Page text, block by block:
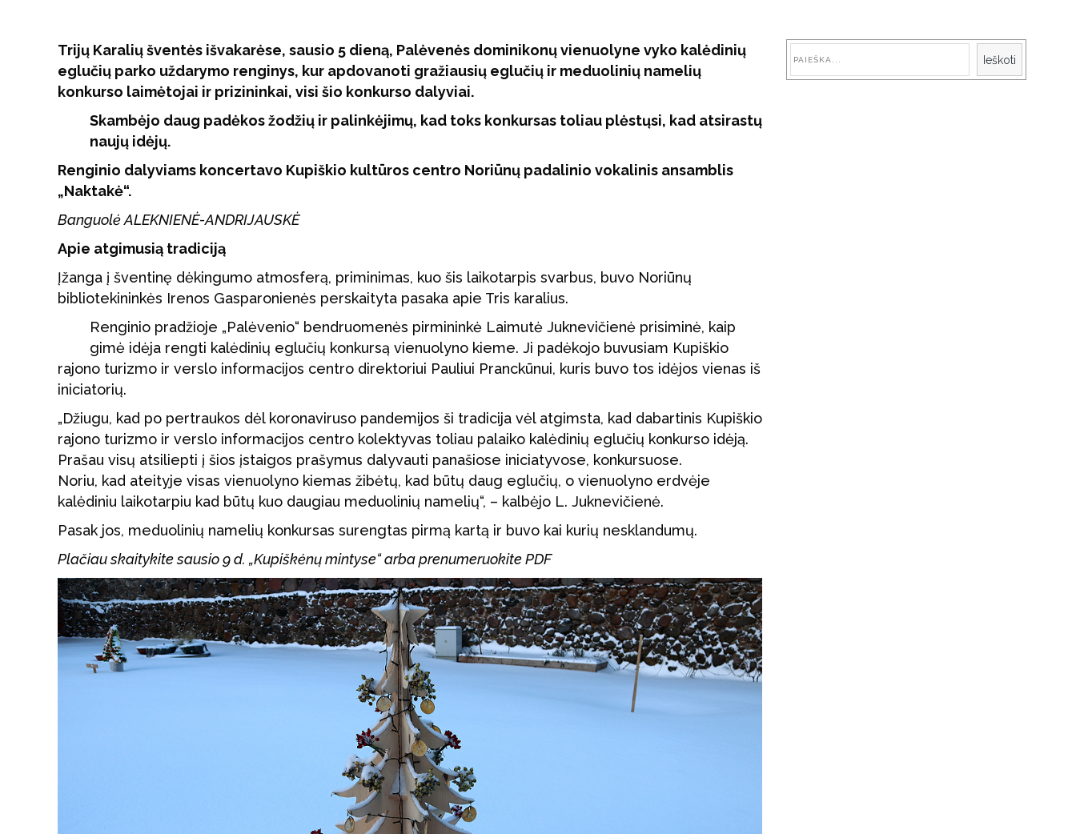
Trijų Karalių šventės išvakarėse, sausio 5 dieną, Palėvenės dominikonų vienuolyne vyko kalėdinių
eglučių parko uždarymo renginys, kur apdovanoti gražiausių eglučių ir meduolinių namelių
konkurso laimėtojai ir prizininkai, visi šio konkurso dalyviai.
Skambėjo daug padėkos žodžių ir palinkėjimų, kad toks konkursas toliau plėstųsi, kad atsirastų
naujų idėjų.
Renginio dalyviams koncertavo Kupiškio kultūros centro Noriūnų padalinio vokalinis ansamblis
„Naktakė“.
Banguolė ALEKNIENĖ-ANDRIJAUSKĖ
Apie atgimusią tradiciją
Įžanga į šventinę dėkingumo atmosferą, priminimas, kuo šis laikotarpis svarbus, buvo Noriūnų
bibliotekininkės Irenos Gasparonienės perskaityta pasaka apie Tris karalius.
Renginio pradžioje „Palėvenio“ bendruomenės pirmininkė Laimutė Juknevičienė prisiminė, kaip
gimė idėja rengti kalėdinių eglučių konkursą vienuolyno kieme. Ji padėkojo buvusiam Kupiškio
rajono turizmo ir verslo informacijos centro direktoriui Pauliui Pranckūnui, kuris buvo tos idėjos vienas iš
iniciatorių.
„Džiugu, kad po pertraukos dėl koronaviruso pandemijos ši tradicija vėl atgimsta, kad dabartinis Kupiškio
rajono turizmo ir verslo informacijos centro kolektyvas toliau palaiko kalėdinių eglučių konkurso idėją.
Prašau visų atsiliepti į šios įstaigos prašymus dalyvauti panašiose iniciatyvose, konkursuose.
Noriu, kad ateityje visas vienuolyno kiemas žibėtų, kad būtų daug eglučių, o vienuolyno erdvėje
kalėdiniu laikotarpiu kad būtų kuo daugiau meduolinių namelių“, – kalbėjo L. Juknevičienė.
Pasak jos, meduolinių namelių konkursas surengtas pirmą kartą ir buvo kai kurių nesklandumų.
Plačiau skaitykite sausio 9 d. „Kupiškėnų mintyse“ arba prenumeruokite PDF
Ieškoti